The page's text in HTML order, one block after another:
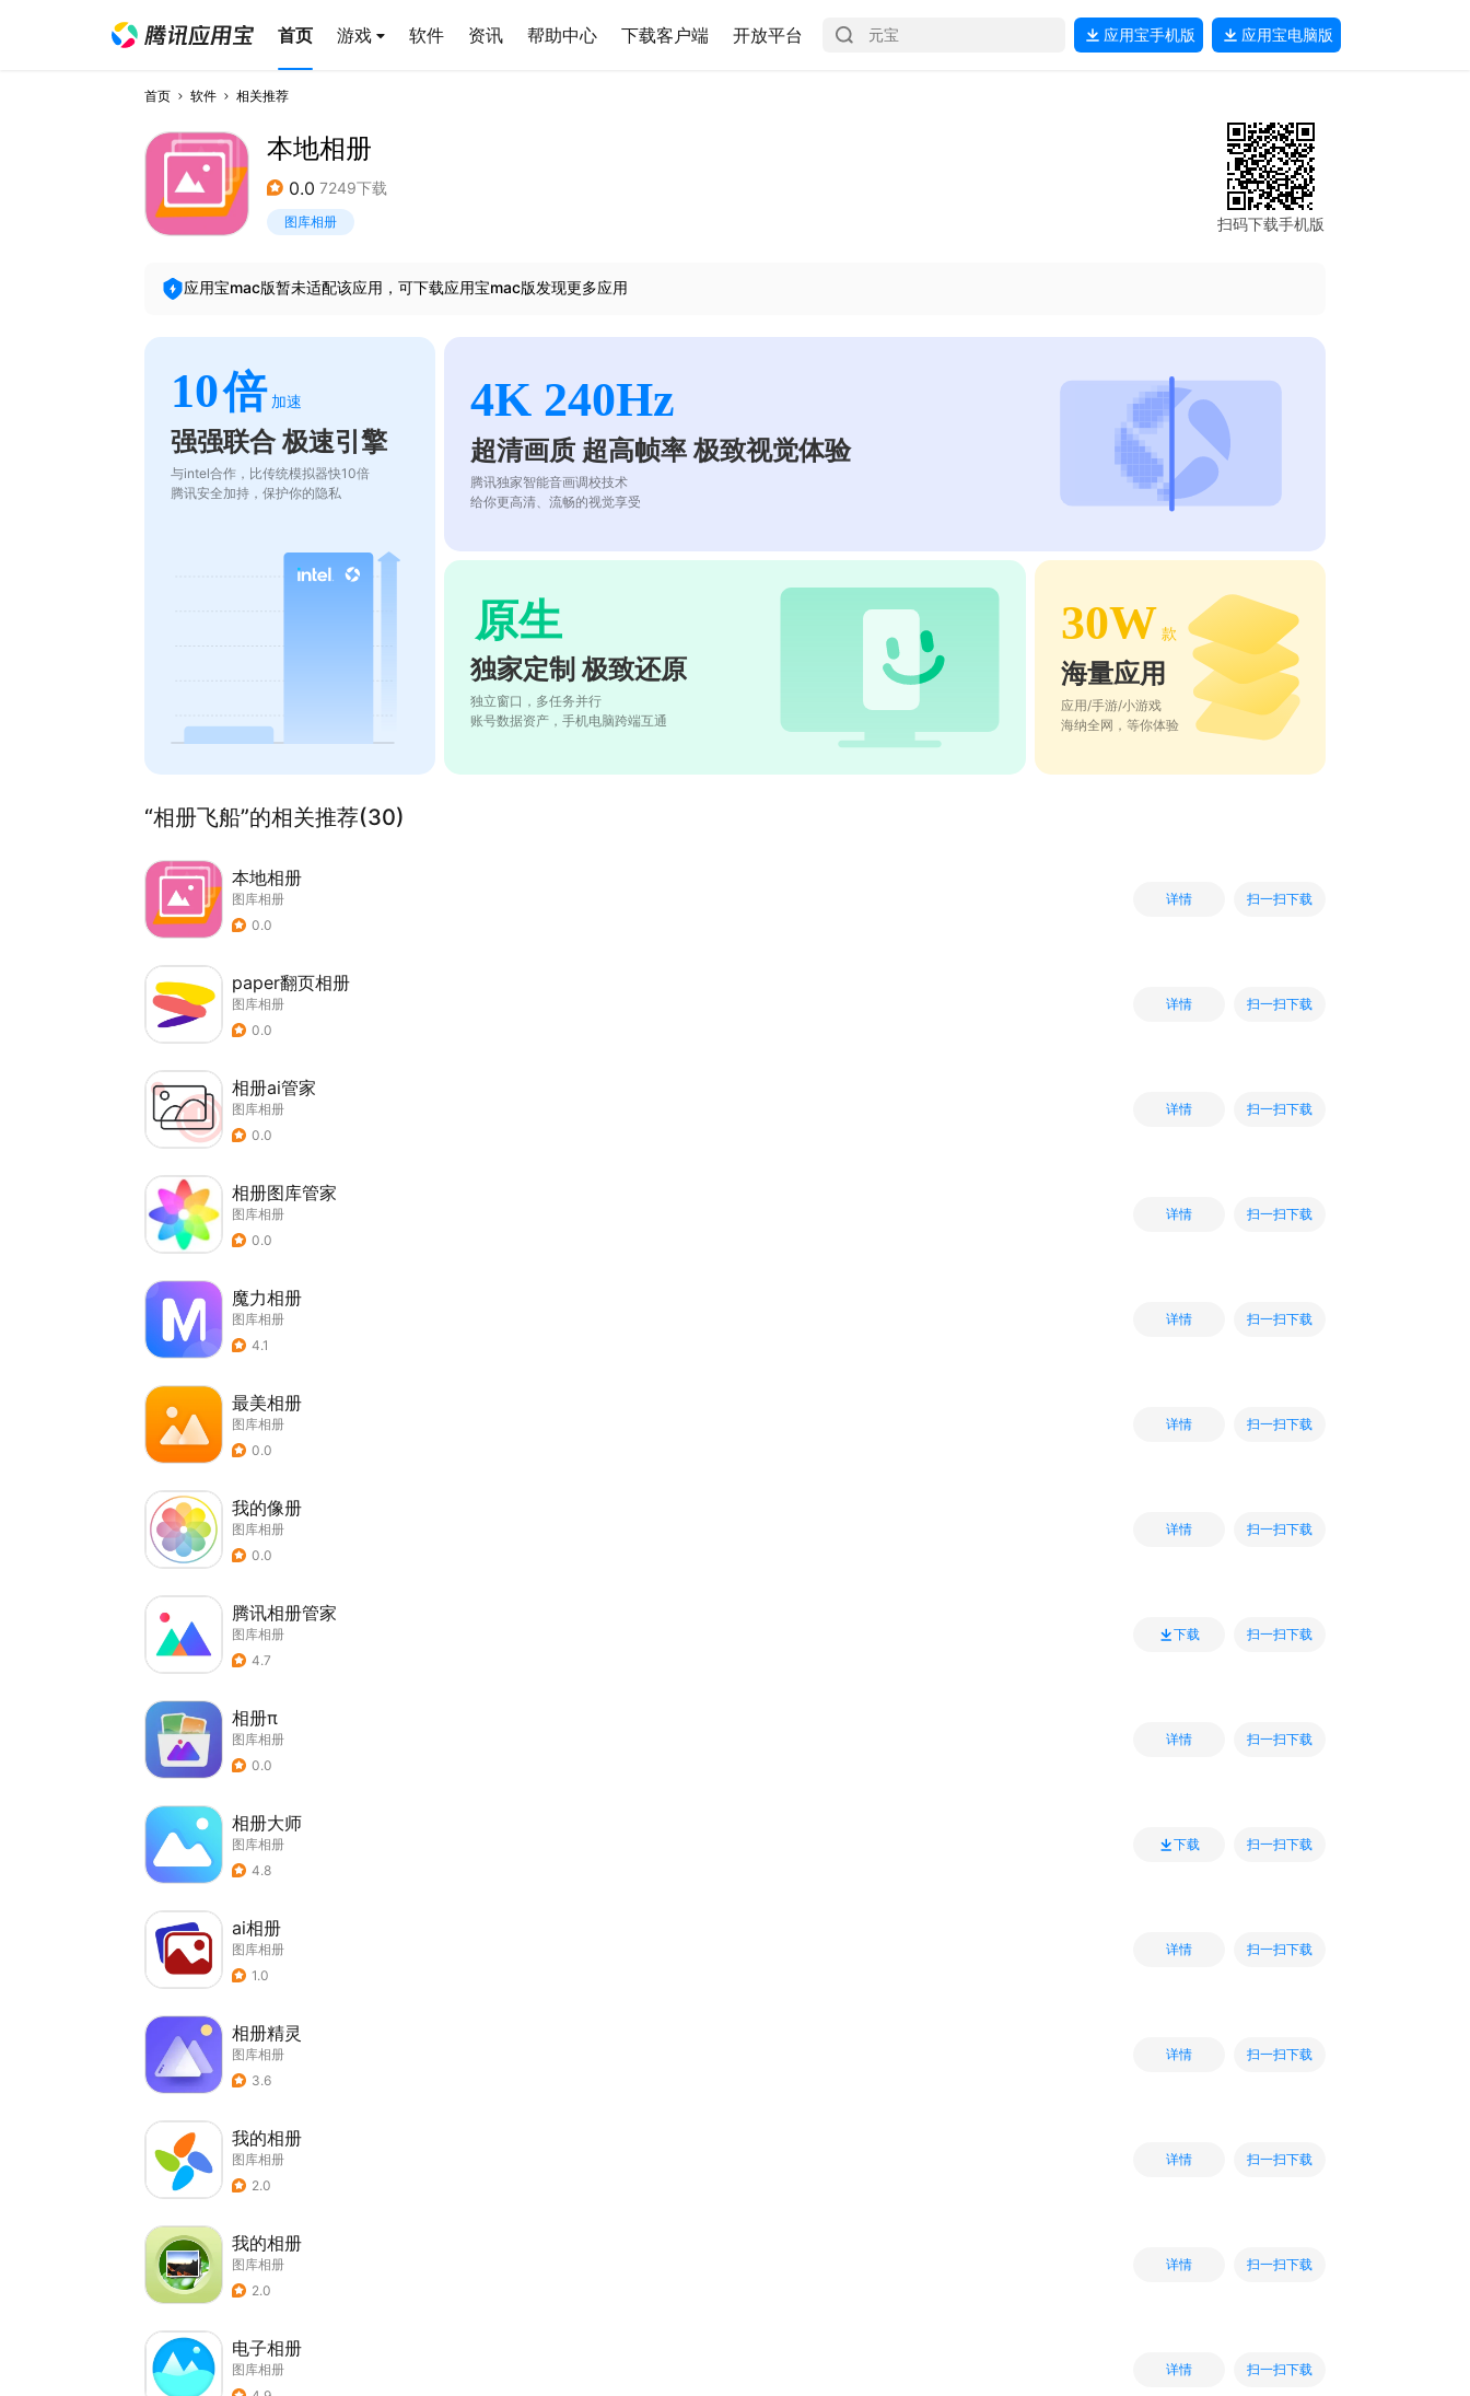
首页 游戏 软件 资讯 帮助中心 下载客户端 开放平台 应用宝手机版 应用宝电脑版
首页 软件 相关推荐
本地相册
0.0 7249下载
图库相册 扫码下载手机版
应用宝mac版暂未适配该应用，可下载应用宝mac版发现更多应用
10倍 加速
强强联合 极速引擎
与intel合作，比传统模拟器快10倍
腾讯安全加持，保护你的隐私
4K 240Hz
超清画质 超高帧率 极致视觉体验
腾讯独家智能音画调校技术
给你更高清、流畅的视觉享受
原生
独家定制 极致还原
独立窗口，多任务并行
账号数据资产，手机电脑跨端互通
30W 款
海量应用
应用/手游/小游戏
海纳全网，等你体验
“相册飞船”的相关推荐(30)
本地相册
图库相册
0.0
详情 扫一扫下载
paper翻页相册
图库相册
0.0
详情 扫一扫下载
相册ai管家
图库相册
0.0
详情 扫一扫下载
相册图库管家
图库相册
0.0
详情 扫一扫下载
魔力相册
图库相册
4.1
详情 扫一扫下载
最美相册
图库相册
0.0
详情 扫一扫下载
我的像册
图库相册
0.0
详情 扫一扫下载
腾讯相册管家
图库相册
4.7
下载 扫一扫下载
相册π
图库相册
0.0
详情 扫一扫下载
相册大师
图库相册
4.8
下载 扫一扫下载
ai相册
图库相册
1.0
详情 扫一扫下载
相册精灵
图库相册
3.6
详情 扫一扫下载
我的相册
图库相册
2.0
详情 扫一扫下载
我的相册
图库相册
2.0
详情 扫一扫下载
电子相册
图库相册
详情 扫一扫下载